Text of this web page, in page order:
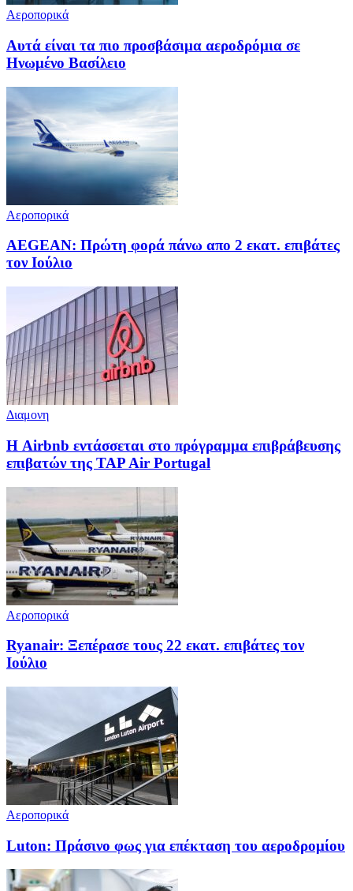
Αεροπορικά
Αυτά είναι τα πιο προσβάσιμα αεροδρόμια σε
Ηνωμένο Βασίλειο
Αεροπορικά
AEGEAN: Πρώτη φορά πάνω απο 2 εκατ. επιβάτες
τον Ιούλιο
Διαμονη
Η Airbnb εντάσσεται στο πρόγραμμα επιβράβευσης
επιβατών της TAP Air Portugal
Αεροπορικά
Ryanair: Ξεπέρασε τους 22 εκατ. επιβάτες τον
Ιούλιο
Αεροπορικά
Luton: Πράσινο φως για επέκταση του αεροδρομίου